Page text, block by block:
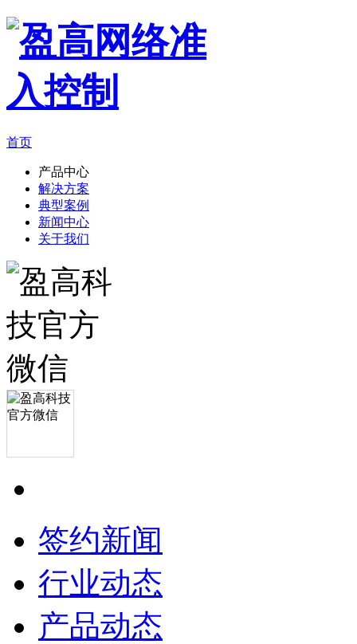
首页
产品中心
解决方案
典型案例
新闻中心
关于我们
签约新闻
行业动态
产品动态